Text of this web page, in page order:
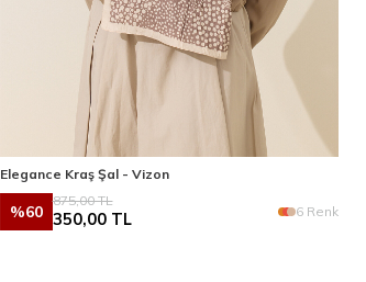
Elegance Kraş Şal - Vizon
%60
875,00TL
350,00TL 6 Renk